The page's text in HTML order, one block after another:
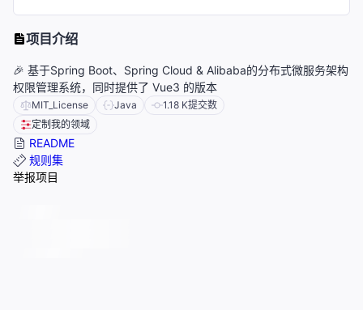
项目介绍
🎉 基于Spring Boot、Spring Cloud & Alibaba的分布式微服务架构
权限管理系统，同时提供了 Vue3 的版本
MIT_License Java 1.18 K提交数
定制我的领域
README
规则集
举报项目